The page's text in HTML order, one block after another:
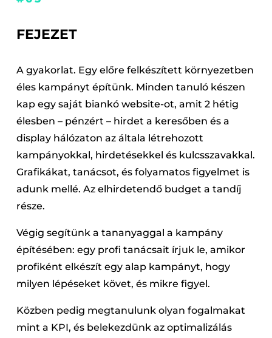
FEJEZET
A gyakorlat. Egy előre felkészített környezetben
éles kampányt építünk. Minden tanuló készen
kap egy saját biankó website-ot, amit 2 hétig
élesben – pénzért – hirdet a keresőben és a
display hálózaton az általa létrehozott
kampányokkal, hirdetésekkel és kulcsszavakkal.
Grafikákat, tanácsot, és folyamatos figyelmet is
adunk mellé. Az elhirdetendő budget a tandíj
része.
Végig segítünk a tananyaggal a kampány
építésében: egy profi tanácsait írjuk le, amikor
profiként elkészít egy alap kampányt, hogy
milyen lépéseket követ, és mikre figyel.
Közben pedig megtanulunk olyan fogalmakat
mint a KPI, és belekezdünk az optimalizálás